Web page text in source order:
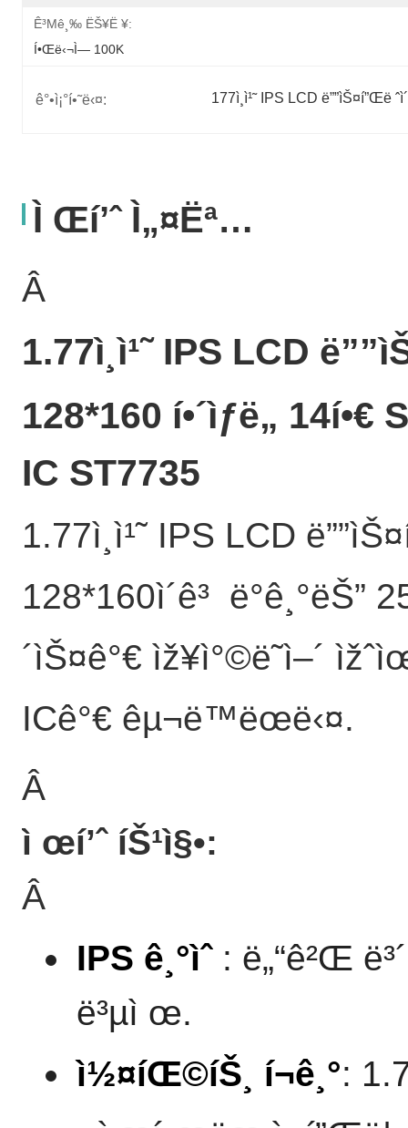
Ê³µê¸‰ ËŠ¥ë ¥:
Í•œë‹¬ì— 100K
ê°•ì¡°í•˜ë‹¤: 177ì¸ì¹˜ IPS LCD ë””ìŠ¤í”Œë ˆì´
Ì Œí’ˆ Ì„¤ëª…
Â
1.77ì¸ì¹˜ IPS LCD
128*160 í•´ìƒë„ 14í•€
IC ST7735
1.77ì¸ì¹˜ IPS LCD
128*160ì´ê³ ë°ê¸°ëŠ”
´ìŠ¤ê°€ ìž¥ì°©ë˜ì–´
ICê°€ êµ¬ë™ëœë‹¤.
Â
ì œí’ˆ íŠ¹ì§•:
Â
IPS ê¸°ìˆ : ë„“ê²Œ
ë³µì œ.
ì½¤íŒ©íŠ¸ í¬ê¸°: